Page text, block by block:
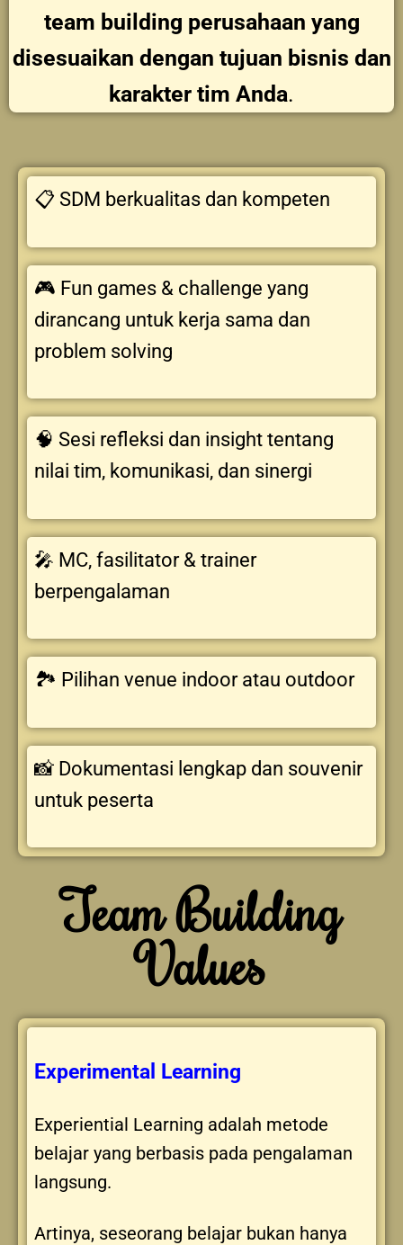
team building perusahaan yang
disesuaikan dengan tujuan bisnis dan
karakter tim Anda.
📋 SDM berkualitas dan kompeten
🎮 Fun games & challenge yang
dirancang untuk kerja sama dan
problem solving
🧠 Sesi refleksi dan insight tentang
nilai tim, komunikasi, dan sinergi
🎤 MC, fasilitator & trainer
berpengalaman
🏞️ Pilihan venue indoor atau outdoor
📸 Dokumentasi lengkap dan souvenir
untuk peserta
Team Building
Values
Experimental Learning
Experiential Learning adalah metode
belajar yang berbasis pada pengalaman
langsung.
Artinya, seseorang belajar bukan hanya